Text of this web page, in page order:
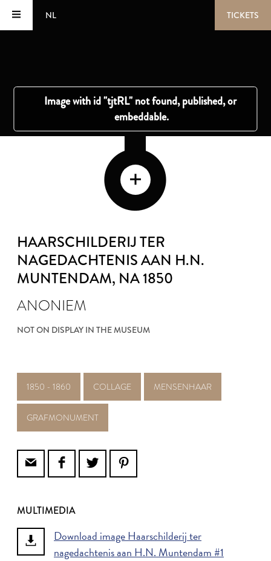
NL TICKETS
HAARSCHILDERIJ TER
NAGEDACHTENIS AAN H.N.
MUNTENDAM, NA 1850
ANONIEM
NOT ON DISPLAY IN THE MUSEUM
1850 - 1860 COLLAGE MENSENHAAR
GRAFMONUMENT
MULTIMEDIA
Download image Haarschilderij ter
nagedachtenis aan H.N. Muntendam #1